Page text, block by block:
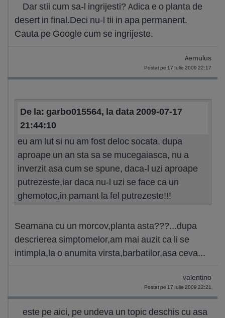
Dar stii cum sa-l ingrijesti? Adica e o planta de
desert in final.Deci nu-l tii in apa permanent.
Cauta pe Google cum se ingrijeste.
Aemulus
Postat pe 17 Iulie 2009 22:17
De la: garbo015564, la data 2009-07-17
21:44:10
eu am lut si nu am fost deloc socata. dupa
aproape un an sta sa se mucegaiasca, nu a
inverzit asa cum se spune, daca-l uzi aproape
putrezeste,iar daca nu-l uzi se face ca un
ghemotoc,in pamant la fel putrezeste!!!
Seamana cu un morcov,planta asta???...dupa
descrierea simptomelor,am mai auzit ca li se
intimpla,la o anumita virsta,barbatilor,asa ceva...
valentino
Postat pe 17 Iulie 2009 22:21
este pe aici, pe undeva un topic deschis cu asa